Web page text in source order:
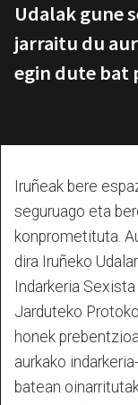
Udalak gune
jarraitu du
egin dute
Iruñeak bere
seguruago eta
konprometituta.
dira Iruñeko
Indarkeria
Jarduteko
honek
aurkako
batean